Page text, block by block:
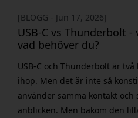
[BLOGG - Jun 17, 2026]
USB-C vs Thunderbolt
vad behöver du?
USB-C och Thunderbolt är
ihop. Men det är inte så
använder samma kontakt
anblicken. Men bakom den